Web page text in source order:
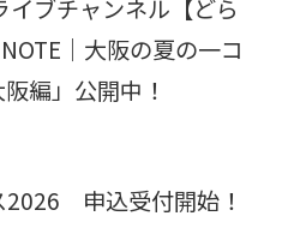
イブチャンネル【どら
｜大阪の夏の一コ
編」公開中！
2026 申込受付開始！